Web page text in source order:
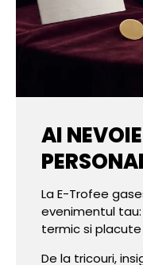
AI
La E-Trofee
evenimentul
termic si
De la tricouri,